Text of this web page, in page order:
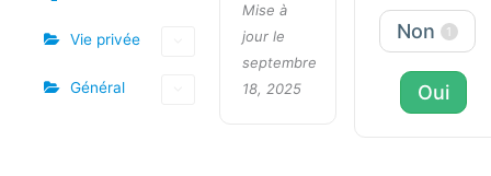
Vie privée
Général
Mise à
jour le
septembre
18, 2025
Non 1
Oui